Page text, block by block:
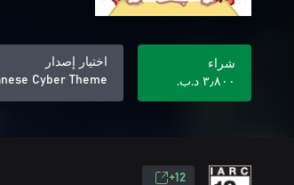
شراء
٣٫٨٠٠ د.ب.‏
اختيار إصدار
Cyber Theme
12+